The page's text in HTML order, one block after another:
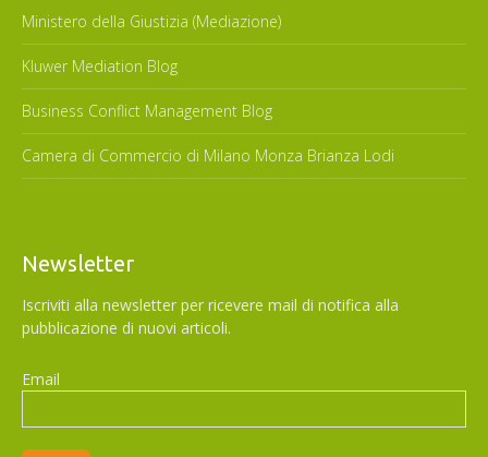
Ministero della Giustizia (Mediazione)
Kluwer Mediation Blog
Business Conflict Management Blog
Camera di Commercio di Milano Monza Brianza Lodi
Newsletter
Iscriviti alla newsletter per ricevere mail di notifica alla
pubblicazione di nuovi articoli.
Email